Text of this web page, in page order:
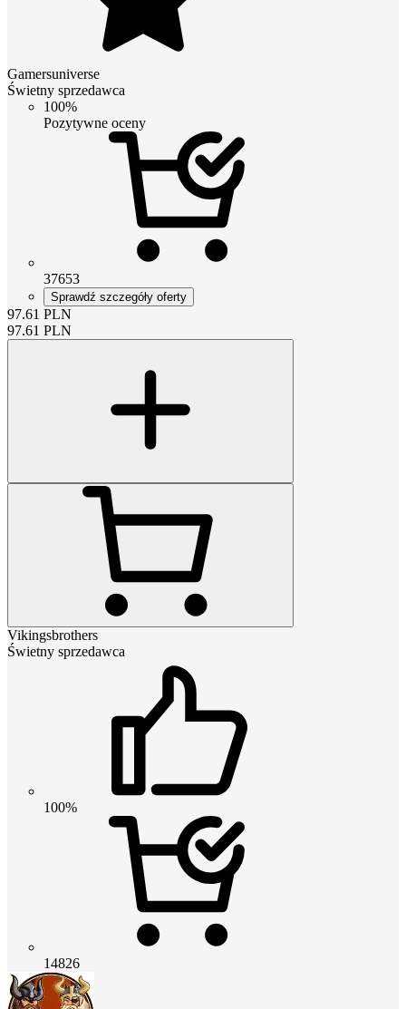
Gamersuniverse
Świetny sprzedawca
100%
Pozytywne oceny
37653
Sprawdź szczegóły oferty
97.61 PLN
97.61 PLN
Vikingsbrothers
Świetny sprzedawca
100%
14826